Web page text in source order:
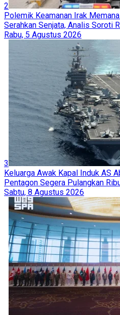
2
Polemik Keamanan Irak
Serahkan Senjata, Analis Soroti
Rabu, 5 Agustus 2026
3
Keluarga Awak Kapal Induk AS
Pentagon Segera Pulangkan
Sabtu, 8 Agustus 2026